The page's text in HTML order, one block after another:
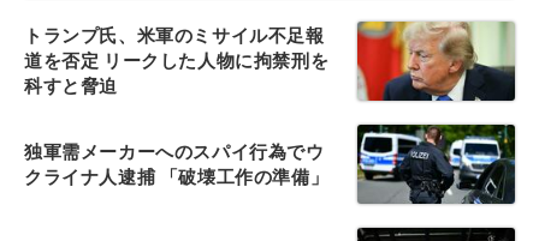
トランプ氏、米軍のミサイル不足報
道を否定 リークした人物に拘禁刑を
科すと脅迫
独軍需メーカーへのスパイ行為でウ
クライナ人逮捕 「破壊工作の準備」